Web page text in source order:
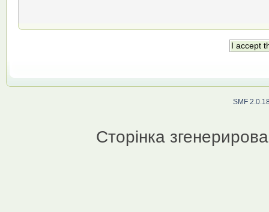
SMF
Сторінка